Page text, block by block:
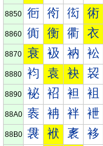
8850 衐 衑 衒 術
8860 衠 衡 衢 衣
8870 衰 衱 衲 衳
8880 袀 袁 袂 袃
8890 袐 袑 袒 袓
88A0 袠 袡 袢 袣
88B0 袰 袱 袲 袳